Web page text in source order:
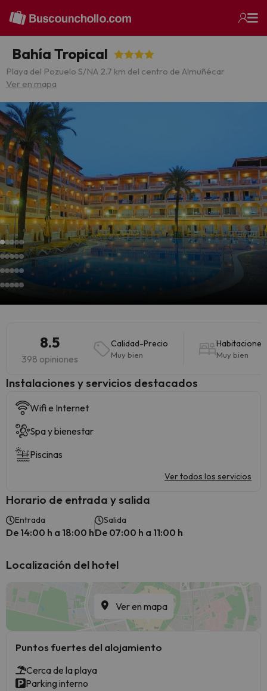
Bahía Tropical
Playa del Pozuelo S/NA 2.7 km del centro de Almuñécar
Ver en mapa
8.5
398 opiniones
Calidad-Precio
Muy bien
Habitaciones
Muy bien
Instalaciones y servicios destacados
Wifi e Internet
Spa y bienestar
Piscinas
Ver todos los servicios
Horario de entrada y salida
Entrada
De 14:00 h a 18:00 h
Salida
De 07:00 h a 11:00 h
Localización del hotel
Ver en mapa
Puntos fuertes del alojamiento
Cerca de la playa
Parking interno